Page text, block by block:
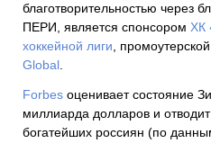
благотворительностью через
ПЕРИ, является спонсором ХК
хоккейной лиги ,
Global
Forbes оценивает состояние
миллиарда долларов и
богатейших россиян (по